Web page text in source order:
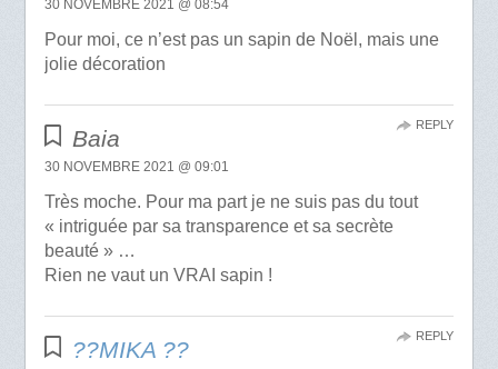
30 NOVEMBRE 2021 @ 08:54
Pour moi, ce n’est pas un sapin de Noël, mais une
jolie décoration
Baia
30 NOVEMBRE 2021 @ 09:01
Très moche. Pour ma part je ne suis pas du tout
« intriguée par sa transparence et sa secrète
beauté » …
Rien ne vaut un VRAI sapin !
REPLY
??MIKA ??
REPLY